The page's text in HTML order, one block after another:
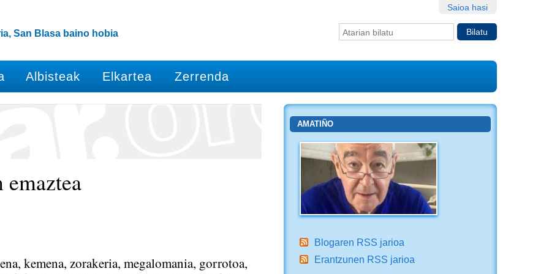
Saioa hasi
Bilatu atarian
San Blasa baino hobia
Albisteak Elkartea Zerrenda
kemena, zorakeria, megalomania, gorrotoa,
AMATIÑO
Blogaren RSS jarioa
Erantzunen RSS jarioa